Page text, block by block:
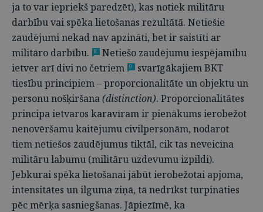
ja to var iepriekš paredzēt), kas notiek militāru
darbību vai spēka lietošanas rezultātā. Netiešie
zaudējumi nekad nav apzināti, bet ir saistīti ar
militāro darbību.
8
Netiešo zaudējumu iespējamību
ietver arī divi no četriem
9
svarīgākajiem BKT
tiesību principiem – proporcionalitāte un objektu un
personu nošķiršana(distinction). Proporcionalitātes
principa ietvaros karavīram ir pienākums ierobežot
nenovēršamu kaitējumu civilpersonām, nodarot
tiem netiešos zaudējumus tiktāl, cik tas neveicina
militāru labumu (militāru uzdevumu izpildi).
Jebkurai spēka lietošanai jābūt ierobežotai apjoma,
intensitātes un ilguma ziņā, tā nedrīkst turpināties
pēc mērķa sasniegšanas. Jāpiezīmē, ka